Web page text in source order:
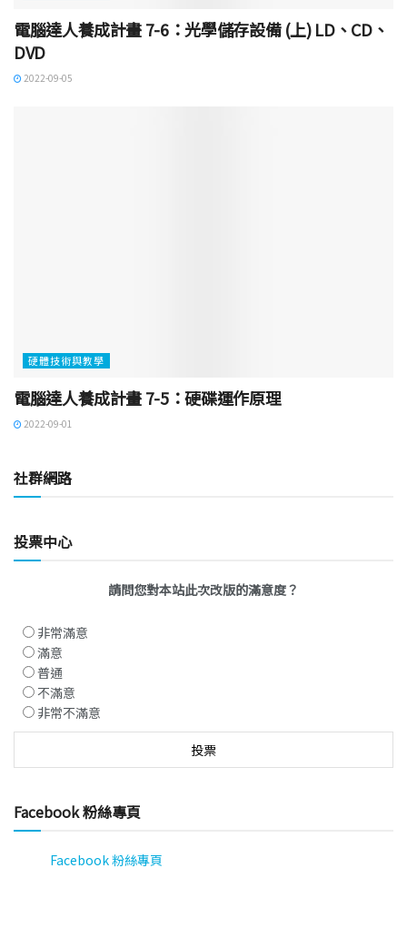
電腦達人養成計畫 7-6：光學儲存設備 (上) LD、CD、
DVD
2022-09-05
硬體技術與教學
電腦達人養成計畫 7-5：硬碟運作原理
2022-09-01
社群網路
投票中心
請問您對本站此次改版的滿意度？
非常滿意
滿意
普通
不滿意
非常不滿意
Facebook 粉絲專頁
Facebook 粉絲專頁